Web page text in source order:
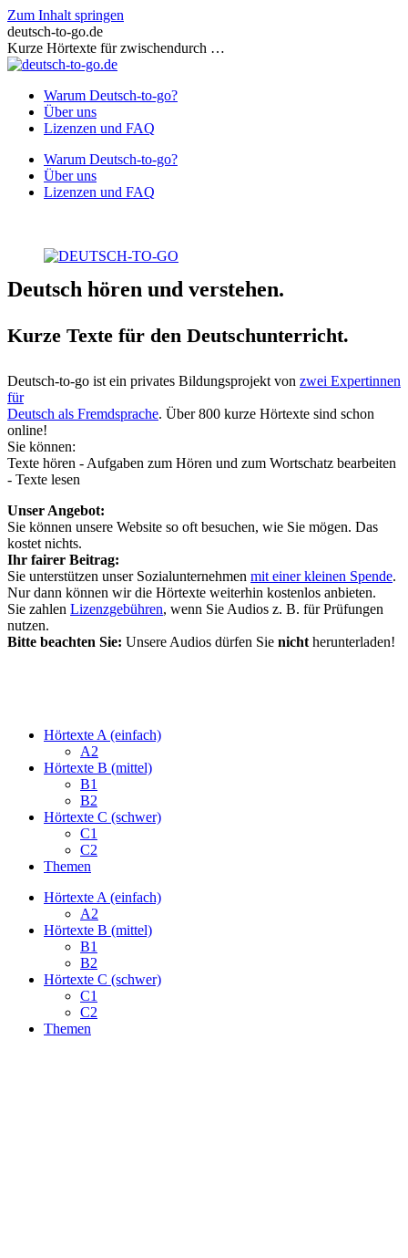
Zum Inhalt springen
deutsch-to-go.de
Kurze Hörtexte für zwischendurch …
Warum Deutsch-to-go?
Über uns
Lizenzen und FAQ
Warum Deutsch-to-go?
Über uns
Lizenzen und FAQ
Deutsch hören und verstehen.
Kurze Texte für den Deutschunterricht.
Deutsch-to-go ist ein privates Bildungsprojekt von zwei Expertinnen
für
Deutsch als Fremdsprache. Über 800 kurze Hörtexte sind schon
online!
Sie können:
Texte hören - Aufgaben zum Hören und zum Wortschatz bearbeiten
- Texte lesen
Unser Angebot:
Sie können unsere Website so oft besuchen, wie Sie mögen. Das
kostet nichts.
Ihr fairer Beitrag:
Sie unterstützen unser Sozialunternehmen mit einer kleinen Spende.
Nur dann können wir die Hörtexte weiterhin kostenlos anbieten.
Sie zahlen Lizenzgebühren, wenn Sie Audios z. B. für Prüfungen
nutzen.
Bitte beachten Sie: Unsere Audios dürfen Sie nicht herunterladen!
Hörtexte A (einfach)
A2
Hörtexte B (mittel)
B1
B2
Hörtexte C (schwer)
C1
C2
Themen
Hörtexte A (einfach)
A2
Hörtexte B (mittel)
B1
B2
Hörtexte C (schwer)
C1
C2
Themen